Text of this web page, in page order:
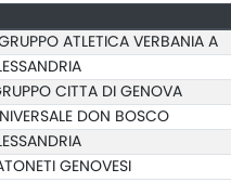
ATLETICA VERBANIA A
CITTA DI GENOVA
DON BOSCO
GENOVESI